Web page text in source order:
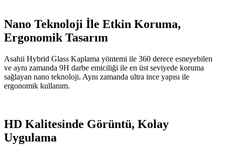
Nano Teknoloji İle Etkin Koruma,
Ergonomik Tasarım
Asahii Hybrid Glass Kaplama yöntemi ile 360 derece esneyebilen
ve aynı zamanda 9H darbe emiciliği ile en üst seviyede koruma
sağlayan nano teknoloji. Aynı zamanda ultra ince yapısı ile
ergonomik kullanım.
HD Kalitesinde Görüntü, Kolay
Uygulama